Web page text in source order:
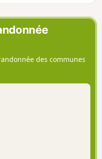
des communes